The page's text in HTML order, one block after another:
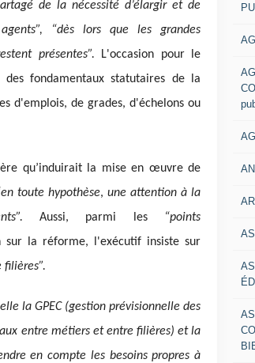
de la nécessité d’élargir et de
“dès lors que les grandes
présentes”.
L'occasion pour le
fondamentaux statutaires de la
d'emplois, de grades, d'échelons ou
qu’induirait la mise en œuvre de
toute hypothèse, une attention à la
Aussi, parmi les
“points
la réforme, l'exécutif insiste sur
la GPEC (gestion prévisionnelle des
entre métiers et entre filières) et la
en compte les besoins propres à